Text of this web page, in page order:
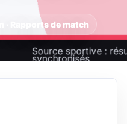
· Rapports de match